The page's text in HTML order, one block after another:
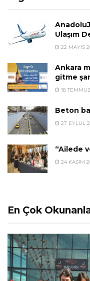
Ulaşım
22 MAYIS
Ankara
gitme
18
Beton
27 EYLÜL
“Ailede
24 KASIM
En Çok